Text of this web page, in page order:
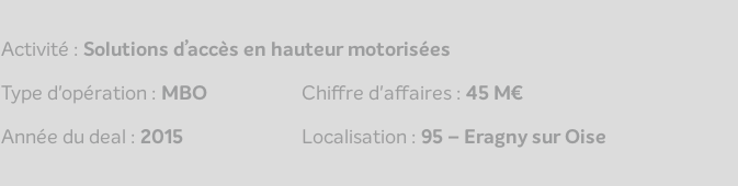
Activité : Solutions d’accès en hauteur motorisées
Type d'opération : MBO Chiffre d'affaires : 45 M€
Année du deal : 2015 Localisation : 95 – Eragny sur Oise